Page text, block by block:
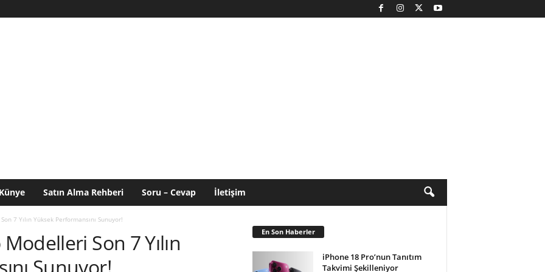
Künye Satın Alma Rehberi Soru – Cevap İletişim
7 Yılın Yüksek Performansını Sunuyor!
Son 7 Yılın
En Son Haberler
iPhone 18 Pro’nun Tanıtım
Takvimi Şekilleniyor